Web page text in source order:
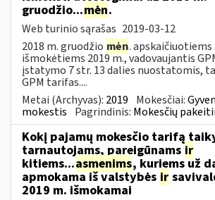
gruodžio...mėn.
Web turinio sąrašas 2019-03-12
2018 m. gruodžio mėn.
išmokėtiems 2019 m., vadovaujantis
įstatymo 7 str. 13 dalies nuostatomis,
GPM tarifas....
Metai (Archyvas): 2019 Mokesčiai:
mokestis Pagrindinis: Mokesčių
Kokį pajamų mokesčio tarifą
tarnautojams, pareigūnams ir
kitiems...asmenims, kuriems už
apmokama iš valstybės ir
2019 m. išmokamai